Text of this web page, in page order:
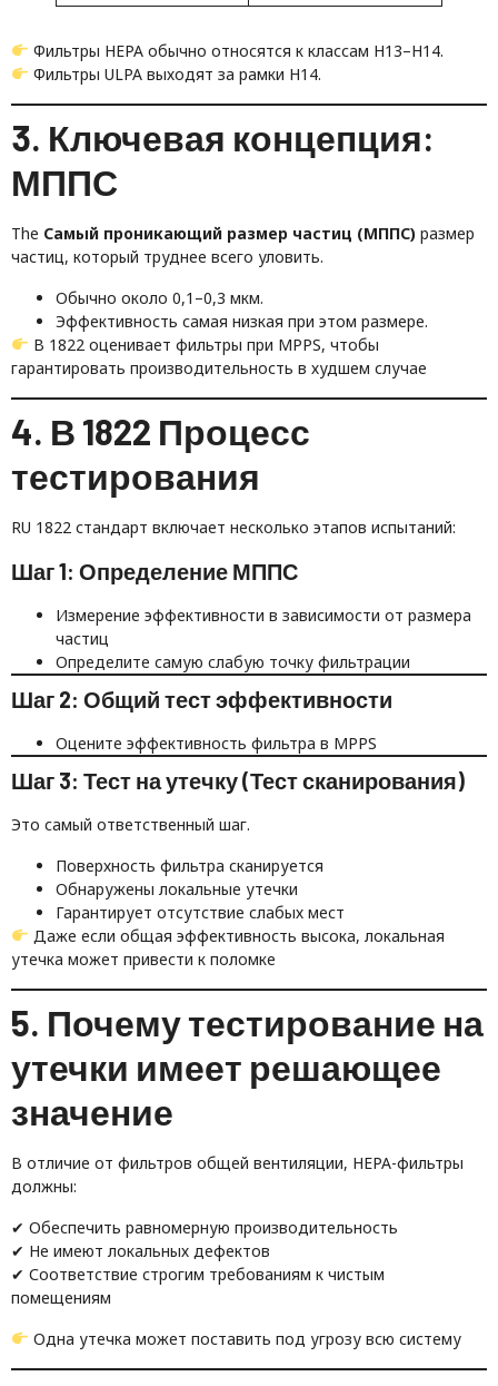
Фильтры HEPA обычно относятся к классам H13–H14.
Фильтры ULPA выходят за рамки H14.
3. Ключевая концепция:
МППС
The Самый проникающий размер частиц (МППС) размер
частиц, который труднее всего уловить.
Обычно около 0,1–0,3 мкм.
Эффективность самая низкая при этом размере.
В 1822 оценивает фильтры при MPPS, чтобы
гарантировать производительность в худшем случае
4. В 1822 Процесс
тестирования
RU 1822 стандарт включает несколько этапов испытаний:
Шаг 1: Определение МППС
Измерение эффективности в зависимости от размера
частиц
Определите самую слабую точку фильтрации
Шаг 2: Общий тест эффективности
Оцените эффективность фильтра в MPPS
Шаг 3: Тест на утечку (Тест сканирования)
Это самый ответственный шаг.
Поверхность фильтра сканируется
Обнаружены локальные утечки
Гарантирует отсутствие слабых мест
Даже если общая эффективность высока, локальная
утечка может привести к поломке
5. Почему тестирование на
утечки имеет решающее
значение
В отличие от фильтров общей вентиляции, HEPA-фильтры
должны:
✔ Обеспечить равномерную производительность
✔ Не имеют локальных дефектов
✔ Соответствие строгим требованиям к чистым
помещениям
Одна утечка может поставить под угрозу всю систему